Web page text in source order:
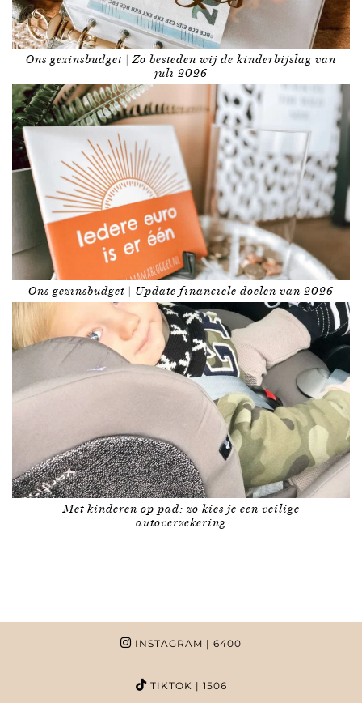
Ons gezinsbudget | Zo besteden wij de kinderbijslag van
juli 2026
Ons gezinsbudget | Update financiële doelen van 2026
Met kinderen op pad: zo kies je een veilige
autoverzekering
INSTAGRAM | 6400
TIKTOK | 1506